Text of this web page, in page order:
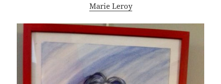
Marie Leroy